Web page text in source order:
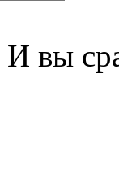
И вы